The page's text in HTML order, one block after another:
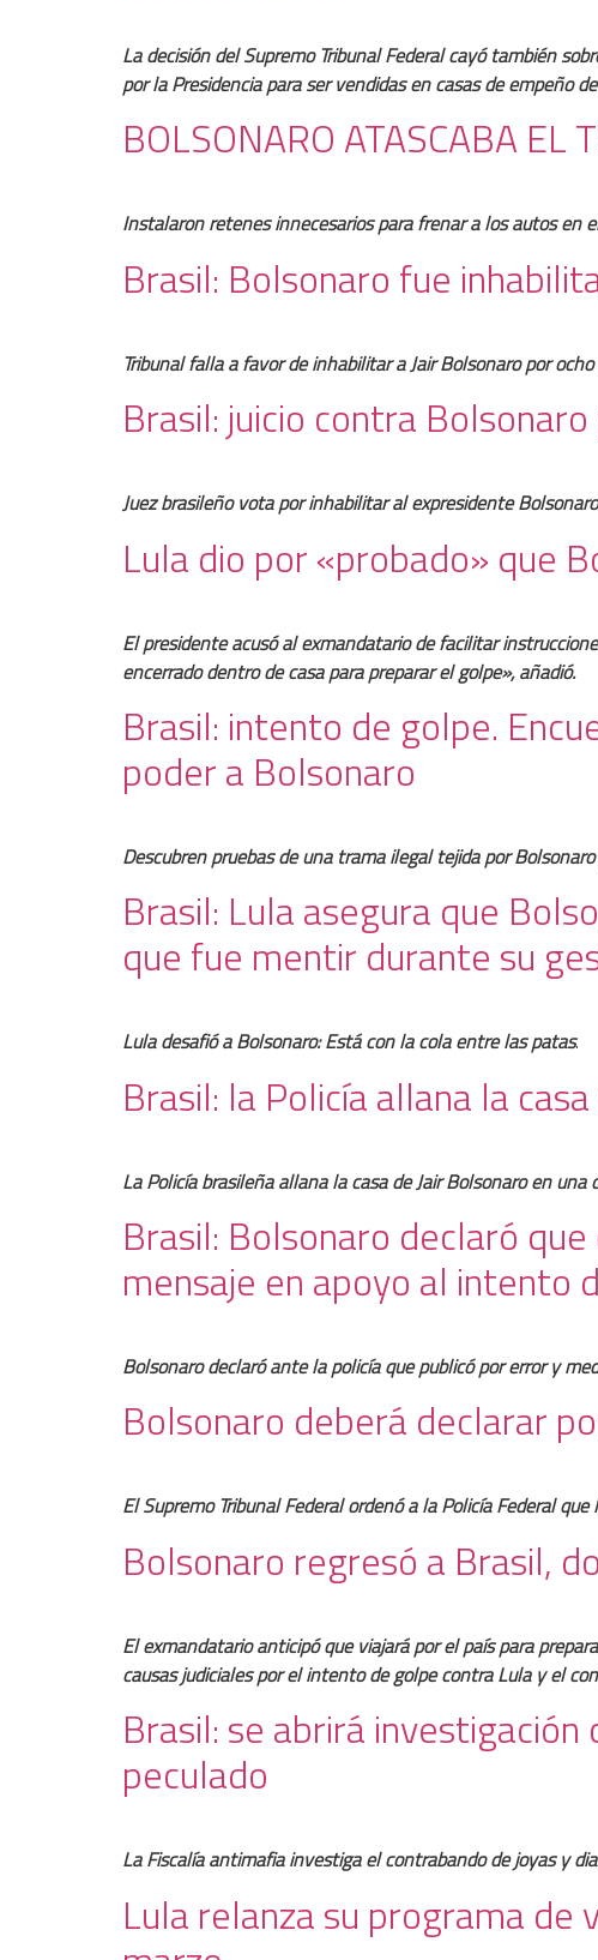
La decisión del Supremo Tribunal Federal cayó también
por la Presidencia para ser vendidas en casas de empeño
BOLSONARO ATASCABA EL
Instalaron retenes innecesarios para frenar a los autos en
Brasil: Bolsonaro fue
Tribunal falla a favor de inhabilitar a Jair Bolsonaro por
Brasil: juicio contra
Juez brasileño vota por inhabilitar al expresidente Bolsonaro
Lula dio por «probado» que
El presidente acusó al exmandatario de facilitar
encerrado dentro de casa para preparar el golpe», añadió.
Brasil: intento de golpe.
poder a Bolsonaro
Descubren pruebas de una trama ilegal tejida por
Brasil: Lula asegura que
que fue mentir durante su
Lula desafió a Bolsonaro: Está con la cola entre las patas.
Brasil: la Policía allana la
La Policía brasileña allana la casa de Jair Bolsonaro en
Brasil: Bolsonaro declaró
mensaje en apoyo al intento
Bolsonaro declaró ante la policía que publicó por error y
Bolsonaro deberá declarar
El Supremo Tribunal Federal ordenó a la Policía Federal
Bolsonaro regresó a Brasil,
El exmandatario anticipó que viajará por el país para
causas judiciales por el intento de golpe contra Lula y el
Brasil: se abrirá
peculado
La Fiscalía antimafia investiga el contrabando de joyas y
Lula relanza su programa de